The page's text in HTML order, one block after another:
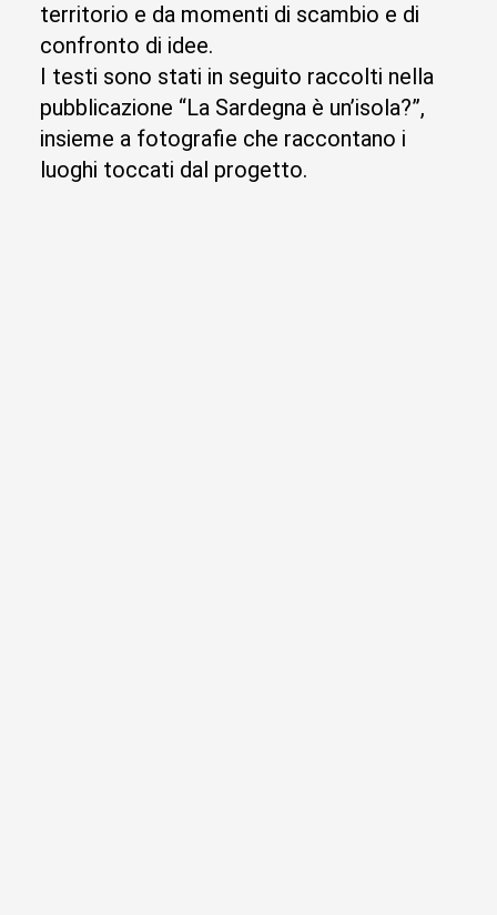
territorio e da momenti di scambio e di
confronto di idee.
I testi sono stati in seguito raccolti nella
pubblicazione “La Sardegna è un’isola?”,
insieme a fotografie che raccontano i
luoghi toccati dal progetto.